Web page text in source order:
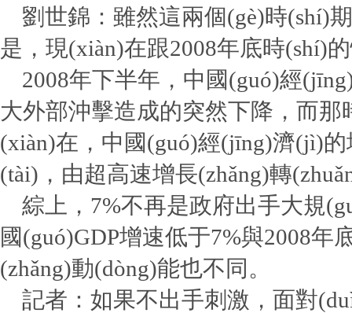
劉世錦：雖然這兩個(gè)時(shí)
是，現(xiàn)在跟2008年底時(shí)
2008年下半年，中國(guó)經
大外部沖擊造成的突然下降，而
(xiàn)在，中國(guó)經(jīng)濟(jì)
(tài)，由超高速增長(zhǎng)轉
綜上，7%不再是政府出手大規
國(guó)GDP增速低于7%與2008
(zhǎng)動(dòng)能也不同。
記者：如果不出手刺激，面對